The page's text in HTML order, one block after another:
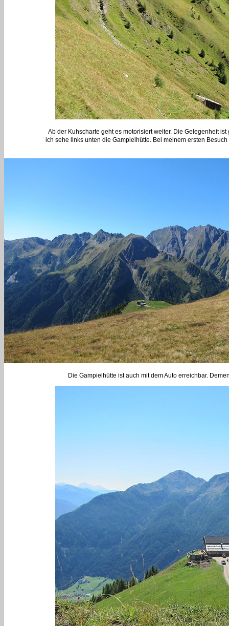
Ab der Kuhscharte geht es motorisiert weiter. Die Gelegenheit
ich sehe links unten die Gampielhütte. Bei meinem ersten
Die Gampielhütte ist auch mit dem Auto erreichbar.